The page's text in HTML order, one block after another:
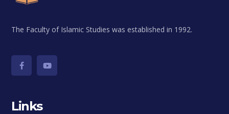
The Faculty of Islamic Studies was established in 1992.
Links